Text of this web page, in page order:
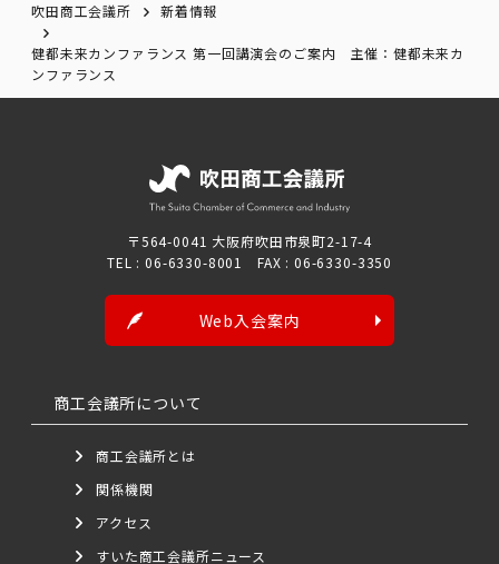
吹田商工会議所 新着情報
健都未来カンファランス 第一回講演会のご案内 主催：健都未来カ
ンファランス
〒564-0041 大阪府吹田市泉町2-17-4
TEL : 06-6330-8001 FAX : 06-6330-3350
Web入会案内
商工会議所について
商工会議所とは
関係機関
アクセス
すいた商工会議所ニュース